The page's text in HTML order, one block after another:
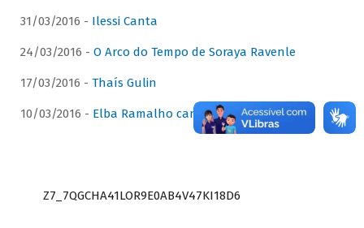
31/03/2016 - Ilessi Canta
24/03/2016 - O Arco do Tempo de Soraya Ravenle
17/03/2016 - Thaís Gulin
10/03/2016 - Elba Ramalho canta Dominguinhos
Z7_7QGCHA41LOR9E0AB4V47KI18D6